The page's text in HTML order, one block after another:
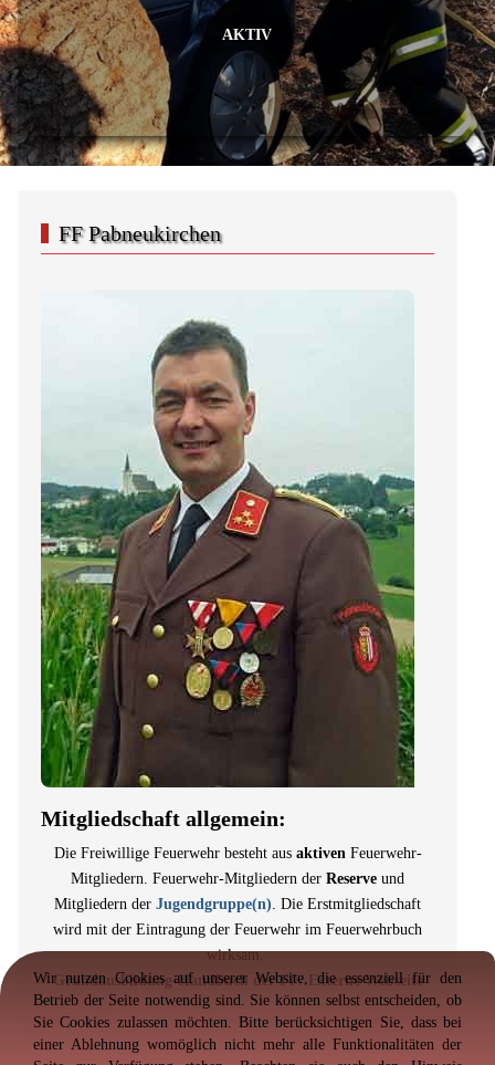
RESERVE
FF Pabneukirchen
Mitgliedschaft allgemein:
Die Freiwillige Feuerwehr besteht aus aktiven Feuerwehr-
Mitgliedern. Feuerwehr-Mitgliedern der Reserve und
Mitgliedern der Jugendgruppe(n) . Die Erstmitgliedschaft
wird mit der Eintragung der Feuerwehr im Feuerwehrbuch
wirksam.
Grundausbildung-Handbuch der FF/ Externe Webseite
Wir nutzen Cookies auf unserer Website, die essenziell für den
Betrieb der Seite notwendig sind. Sie können selbst entscheiden, ob
Sie Cookies zulassen möchten. Bitte berücksichtigen Sie, dass bei
einer Ablehnung womöglich nicht mehr alle Funktionalitäten der